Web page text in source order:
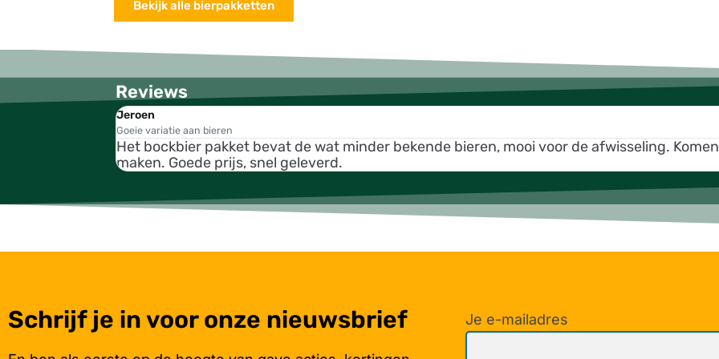
Bekijk alle bierpakketten
Reviews
Jeroen
Goeie variatie aan bieren
Het bockbier pakket bevat de wat minder bekende bieren, mooi voor de afwisseling.
maken. Goede prijs, snel geleverd.
Schrijf je in voor onze nieuwsbrief Je e-mailadres